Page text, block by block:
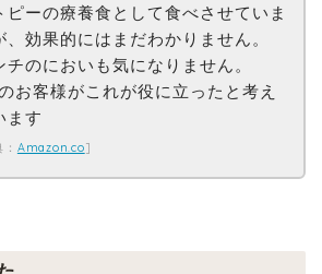
ピーの療養食として食べさせていま
、効果的にはまだわかりません。
チのにおいも気になりません。
お客様がこれが役に立ったと考え
ます
Amazon.co]